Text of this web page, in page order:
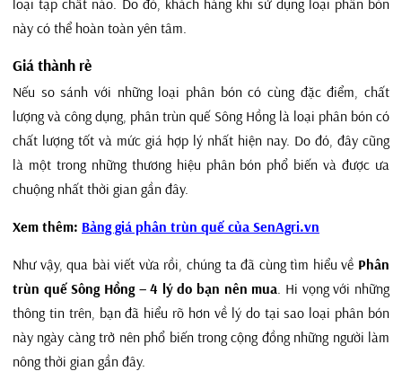
loại tạp chất nào. Do đó, khách hàng khi sử dụng loại phân bón
này có thể hoàn toàn yên tâm.
Giá thành rẻ
Nếu so sánh với những loại phân bón có cùng đặc điểm, chất
lượng và công dụng, phân trùn quế Sông Hồng là loại phân bón có
chất lượng tốt và mức giá hợp lý nhất hiện nay. Do đó, đây cũng
là một trong những thương hiệu phân bón phổ biến và được ưa
chuộng nhất thời gian gần đây.
Xem thêm: Bảng giá phân trùn quế của SenAgri.vn
Như vậy, qua bài viết vừa rồi, chúng ta đã cùng tìm hiểu về Phân
trùn quế Sông Hồng – 4 lý do bạn nên mua. Hi vọng với những
thông tin trên, bạn đã hiểu rõ hơn về lý do tại sao loại phân bón
này ngày càng trở nên phổ biến trong cộng đồng những người làm
nông thời gian gần đây.